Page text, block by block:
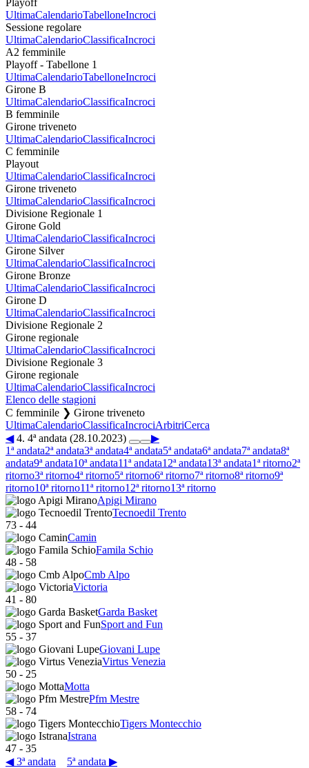
UltimaCalendarioTabelloneIncroci
Sessione regolare
UltimaCalendarioClassificaIncroci
A2 femminile
Playoff - Tabellone 1
UltimaCalendarioTabelloneIncroci
Girone B
UltimaCalendarioClassificaIncroci
B femminile
Girone triveneto
UltimaCalendarioClassificaIncroci
C femminile
Playout
UltimaCalendarioClassificaIncroci
Girone triveneto
UltimaCalendarioClassificaIncroci
Divisione Regionale 1
Girone Gold
UltimaCalendarioClassificaIncroci
Girone Silver
UltimaCalendarioClassificaIncroci
Girone Bronze
UltimaCalendarioClassificaIncroci
Girone D
UltimaCalendarioClassificaIncroci
Divisione Regionale 2
Girone regionale
UltimaCalendarioClassificaIncroci
Divisione Regionale 3
Girone regionale
UltimaCalendarioClassificaIncroci
Elenco delle stagioni
C femminile ❯ Girone triveneto
UltimaCalendarioClassificaIncrociArbitriCerca
◀4. 4ª andata (28.10.2023)
▶
1ª andata2ª andata3ª andata4ª andata5ª andata6ª andata7ª andata8ª
andata9ª andata10ª andata11ª andata12ª andata13ª andata1ª ritorno2ª
ritorno3ª ritorno4ª ritorno5ª ritorno6ª ritorno7ª ritorno8ª ritorno9ª
ritorno10ª ritorno11ª ritorno12ª ritorno13ª ritorno
Apigi Mirano
Tecnoedil Trento
73 - 44
Camin
Famila Schio
48 - 58
Cmb Alpo
Victoria
41 - 80
Garda Basket
Sport and Fun
55 - 37
Giovani Lupe
Virtus Venezia
50 - 25
Motta
Pfm Mestre
58 - 74
Tigers Montecchio
Istrana
47 - 35
◀ 3ª andata
5ª andata ▶